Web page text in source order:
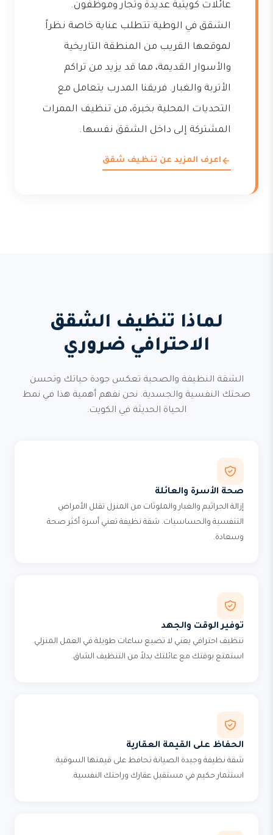
عائلات كويتية عديدة وتجار وموظفون.
الشقق في الوطية تتطلب عناية خاصة نظراً
لموقعها القريب من المنطقة التاريخية
والأسوار القديمة، مما قد يزيد من تراكم
الأتربة والغبار. فريقنا المدرب يتعامل مع
التحديات المحلية بخبرة، من تنظيف الممرات
المشتركة إلى داخل الشقق نفسها.
اعرف المزيد عن تنظيف شقق
لماذا تنظيف الشقق
الاحترافي ضروري
الشقة النظيفة والصحية تعكس جودة حياتك وتحسن
صحتك النفسية والجسدية. نحن نفهم أهمية هذا في نمط
الحياة الحديثة في الكويت.
صحة الأسرة والعائلة
إزالة الجراثيم والغبار والملوثات من المنزل تقلل الأمراض
التنفسية والحساسيات. شقة نظيفة تعني أسرة أكثر صحة
وسعادة.
توفير الوقت والجهد
تنظيف احترافي يعني لا تضيع ساعات طويلة في العمل المنزلي.
استمتع بوقتك مع عائلتك بدلاً من التنظيف الشاق.
الحفاظ على القيمة العقارية
شقة نظيفة وجيدة الصيانة تحافظ على قيمتها السوقية.
استثمار حكيم في مستقبل عقارك وراحتك النفسية.